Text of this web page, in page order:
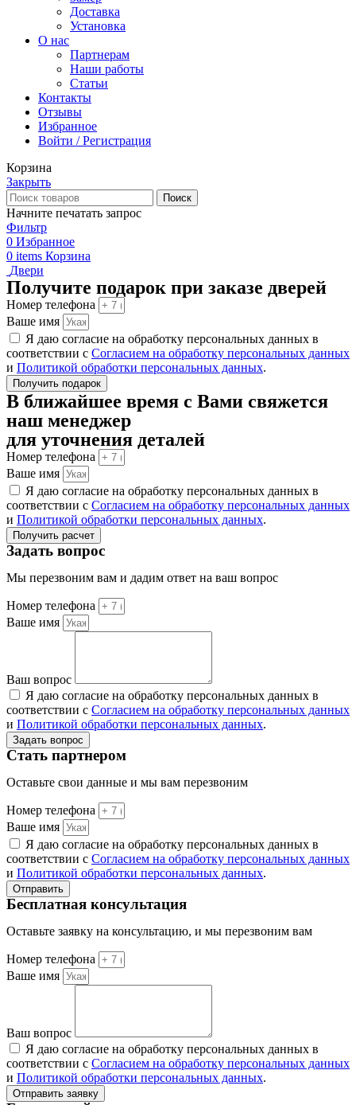
Доставка
Установка
О нас
Партнерам
Наши работы
Статьи
Контакты
Отзывы
Избранное
Войти / Регистрация
Корзина
Закрыть
Поиск
Начните печатать запрос
Фильтр
0 Избранное
0 items Корзина
Двери
Получите подарок при заказе дверей
Номер телефона
Ваше имя
Я даю согласие на обработку персональных данных в
соответствии с Согласием на обработку персональных данных
и Политикой обработки персональных данных.
Получить подарок
В ближайшее время с Вами свяжется
наш менеджер
для уточнения деталей
Номер телефона
Ваше имя
Я даю согласие на обработку персональных данных в
соответствии с Согласием на обработку персональных данных
и Политикой обработки персональных данных.
Получить расчет
Задать вопрос
Мы перезвоним вам и дадим ответ на ваш вопрос
Номер телефона
Ваше имя
Ваш вопрос
Я даю согласие на обработку персональных данных в
соответствии с Согласием на обработку персональных данных
и Политикой обработки персональных данных.
Задать вопрос
Стать партнером
Оставьте свои данные и мы вам перезвоним
Номер телефона
Ваше имя
Я даю согласие на обработку персональных данных в
соответствии с Согласием на обработку персональных данных
и Политикой обработки персональных данных.
Отправить
Бесплатная консультация
Оставьте заявку на консультацию, и мы перезвоним вам
Номер телефона
Ваше имя
Ваш вопрос
Я даю согласие на обработку персональных данных в
соответствии с Согласием на обработку персональных данных
и Политикой обработки персональных данных.
Отправить заявку